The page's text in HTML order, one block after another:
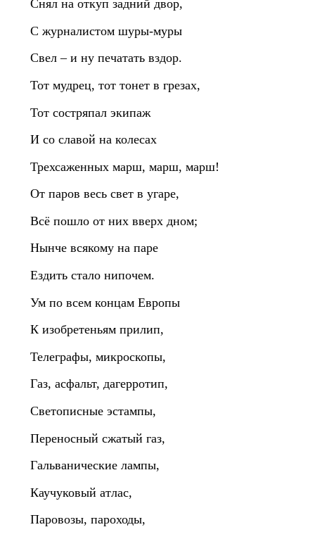
Снял на откуп задний двор,
С журналистом шуры‑муры
Свел – и ну печатать вздор.
Тот мудрец, тот тонет в грезах,
Тот состряпал экипаж
И со славой на колесах
Трехсаженных марш, марш, марш!
От паров весь свет в угаре,
Всё пошло от них вверх дном;
Нынче всякому на паре
Ездить стало нипочем.
Ум по всем концам Европы
К изобретеньям прилип,
Телеграфы, микроскопы,
Газ, асфальт, дагерротип,
Светописные эстампы,
Переносный сжатый газ,
Гальванические лампы,
Каучуковый атлас,
Паровозы, пароходы,